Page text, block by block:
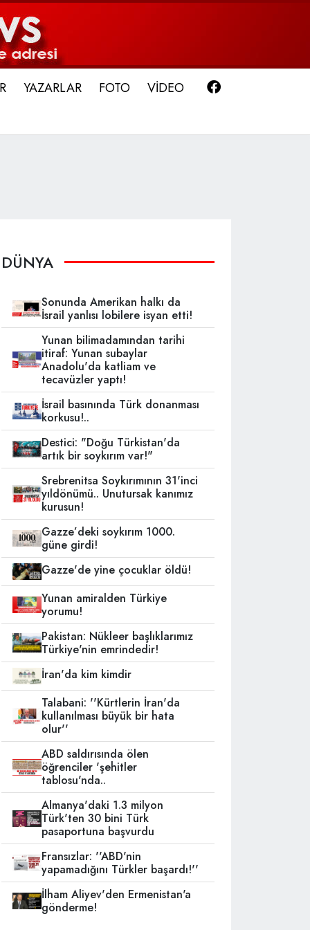
YAZARLAR FOTO VİDEO
DÜNYA
Sonunda Amerikan halkı da
İsrail yanlısı lobilere isyan etti!
Yunan bilimadamından tarihi
itiraf: Yunan subaylar
Anadolu'da katliam ve
tecavüzler yaptı!
İsrail basınında Türk donanması
korkusu!..
Destici: "Doğu Türkistan'da
artık bir soykırım var!"
Srebrenitsa Soykırımının 31'inci
yıldönümü.. Unutursak kanımız
kurusun!
Gazze’deki soykırım 1000.
güne girdi!
Gazze'de yine çocuklar öldü!
Yunan amiralden Türkiye
yorumu!
Pakistan: Nükleer başlıklarımız
Türkiye'nin emrindedir!
İran'da kim kimdir
Talabani: ''Kürtlerin İran'da
kullanılması büyük bir hata
olur''
ABD saldırısında ölen
öğrenciler 'şehitler
tablosu'nda..
Almanya'daki 1.3 milyon
Türk'ten 30 bini Türk
pasaportuna başvurdu
Fransızlar: ''ABD'nin
yapamadığını Türkler başardı!''
İlham Aliyev'den Ermenistan'a
gönderme!